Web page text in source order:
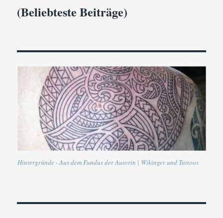
(Beliebteste Beiträge)
Hintergründe - Aus dem Fundus der Autorin | Wikinger und Tattoos